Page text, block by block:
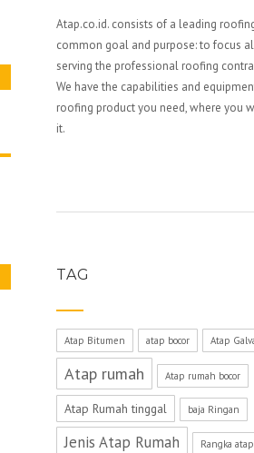
Atap.co.id. consists of a leading
common goal and purpose: to focus
serving the professional roofing
We have the capabilities and
roofing product you need, where you
it.
TAG
Atap Bitumen atap bocor Atap
Atap rumah Atap rumah bocor
Atap Rumah tinggal baja Ringan
Jenis Atap Rumah Rangka atap